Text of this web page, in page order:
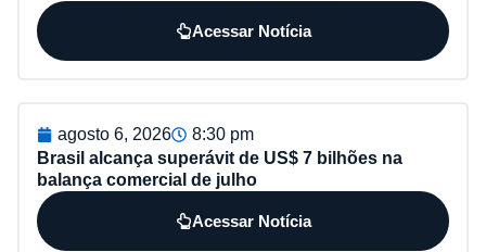
Acessar Notícia
agosto 6, 2026
8:30 pm
Brasil alcança superávit de US$ 7 bilhões na
balança comercial de julho
Acessar Notícia